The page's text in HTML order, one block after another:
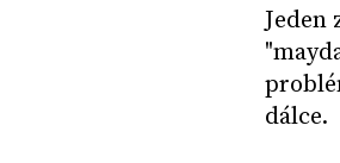
Jeden
dálce.